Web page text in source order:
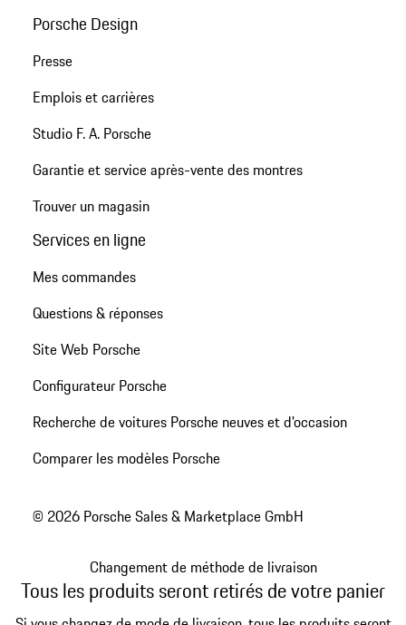
Porsche Design
Presse
Emplois et carrières
Studio F. A. Porsche
Garantie et service après-vente des montres
Trouver un magasin
Services en ligne
Mes commandes
Questions & réponses
Site Web Porsche
Configurateur Porsche
Recherche de voitures Porsche neuves et d'occasion
Comparer les modèles Porsche
© 2026 Porsche Sales & Marketplace GmbH
Changement de méthode de livraison
Tous les produits seront retirés de votre panier